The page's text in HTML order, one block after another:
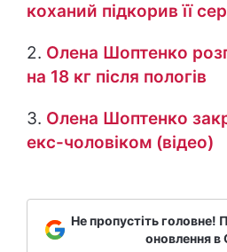
коханий підкорив її
2. Олена Шоптенко
на 18 кг після пологів
3. Олена Шоптенко
екс-чоловіком (відео)
Не пропустіть головне!
оновлення в